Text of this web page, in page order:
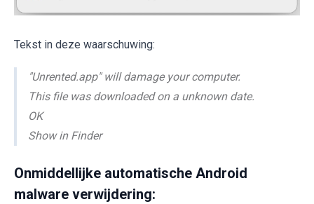
Tekst in deze waarschuwing:
"Unrented.app" will damage your computer.
This file was downloaded on a unknown date.
OK
Show in Finder
Onmiddellijke automatische Android
malware verwijdering: